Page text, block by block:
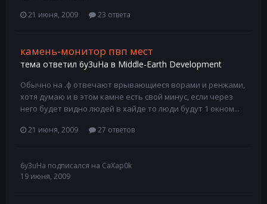
21 июня, 2009 23 ответа
камень-монитор пвп мест
тема ответил 6y3uHa в Middle-Earth Development
Обычно на .ф отвечают врывающиеся ворами и ренжами,
хотя думаю и в этом камне есть свой минус, если через
него будет видно людей в хайде то люди будут 1 окном...
21 июня, 2009 27 ответов
6y3uHa подписался на CaXap0k
19 июня, 2009